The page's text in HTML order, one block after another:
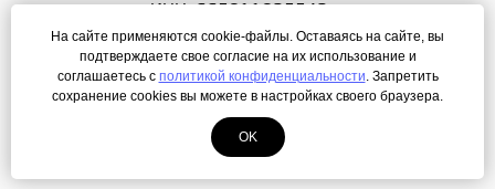
ИНН: 665811825542
ОГРНИП: 312665804600057
Режим работы: Ежедневно с 10-30 до 19-30
На сайте применяются cookie-файлы. Оставаясь на сайте, вы
подтверждаете свое согласие на их использование и
соглашаетесь с политикой конфиденциальности. Запретить
сохранение cookies вы можете в настройках своего браузера.
OK